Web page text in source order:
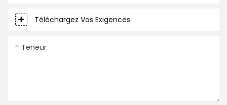
Téléchargez Vos Exigences
Teneur